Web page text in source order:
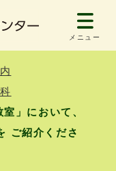
メニュー
」において、
ご紹介くださ